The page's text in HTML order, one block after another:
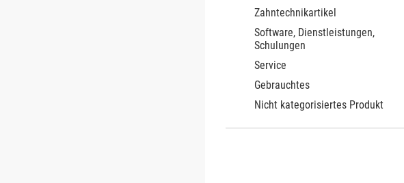
Zahntechnikartikel
Software, Dienstleistungen,
Schulungen
Service
Gebrauchtes
Nicht kategorisiertes Produkt